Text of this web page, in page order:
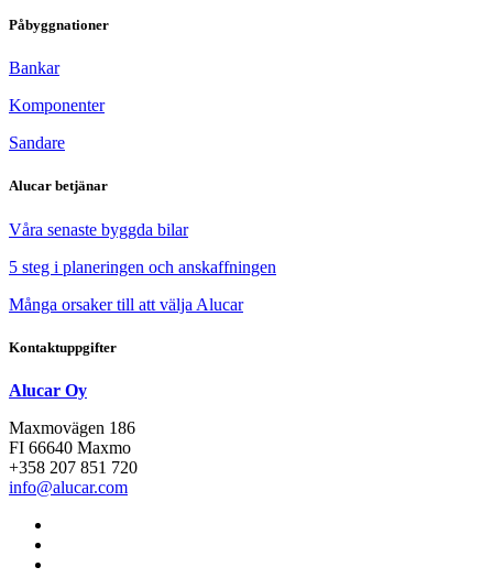
Påbyggnationer
Bankar
Komponenter
Sandare
Alucar betjänar
Våra senaste byggda bilar
5 steg i planeringen och anskaffningen
Många orsaker till att välja Alucar
Kontaktuppgifter
Alucar Oy
Maxmovägen 186
FI 66640 Maxmo
+358 207 851 720
info@alucar.com